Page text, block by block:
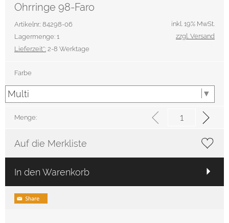
Ohrringe 98-Faro
Artikelnr.: 84298-06
Lagermenge: 1
Lieferzeit*: 2-8 Werktage
inkl. 19% MwSt.
zzgl. Versand
Farbe
Menge:
Auf die Merkliste
In den Warenkorb